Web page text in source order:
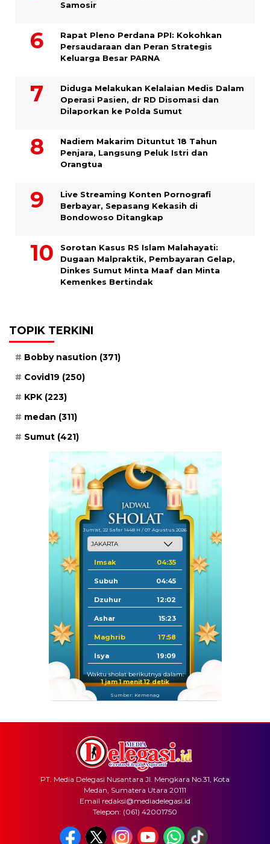
Samosir
Rapat Pleno Perdana PPI: Kokohkan
Persaudaraan dan Peran Strategis
Keluarga Besar PARNA
Diduga Melakukan Kelalaian Medis Dalam
Operasi Pasien, dr RD Disomasi dan
Dilaporkan ke Polda Sumut
​Nadiem Makarim Dituntut 18 Tahun
Penjara, Langsung Peluk Istri dan
Orangtua
Live Streaming Konten Pornografi
Berbayar, Sepasang Kekasih di
Bondowoso Ditangkap
Sorotan Kasus RS Islam Malahayati:
Dugaan Malpraktik, Pembayaran Gelap,
Dinkes Sumut Minta Maaf dan Minta
Kemenkes Bertindak
TOPIK TERKINI
Bobby nasution (371)
Covid19 (250)
KPK (223)
medan (311)
Sumut (421)
Jum'at, 22 Safar 1448 H / 07 Agustus 2026
Imsak 04:35
Subuh 04:45
Dzuhur 12:02
Ashar 15:23
Maghrib 17:58
Isya 19:09
Waktu sholat berikutnya dalam:
1 jam 1 menit 12 detik
Sumber: Kemenag
PT. Media Delegasi Nusantara Jl. Mengkara No.31, Kota
Medan, Sumatera Utara 20111
Email redaksi@mediadelegasi.id
Telepon: (061) 42001750